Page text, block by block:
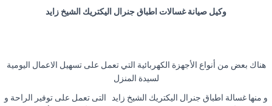
وكيل صيانة غسالات اطباق جنرال اليكتريك الشيخ زايد
هناك بعض من أنواع الأجهزة الكهربائية التي تعمل على تسهيل الاعمال اليومية
لسيدة المنزل
و منها غسالة اطباق جنرال اليكتريك الشيخ زايد التى تعمل على توفير الراحة و